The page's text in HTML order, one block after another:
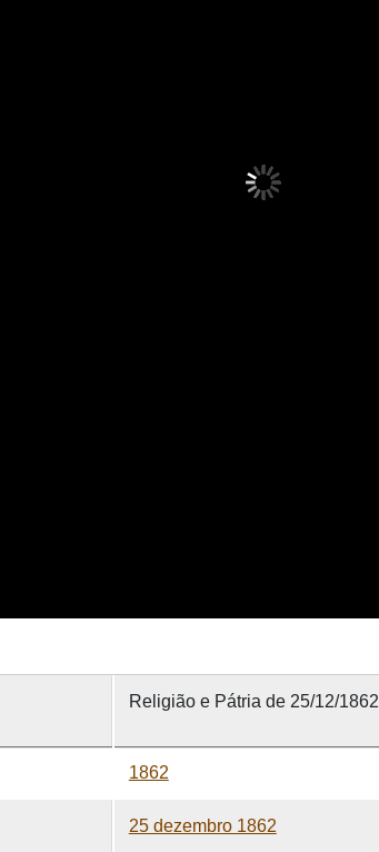
Religião e Pátria de 25/12/1862
1862
25 dezembro 1862